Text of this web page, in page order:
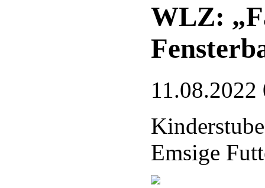
WLZ:
11.08.2022
Emsige